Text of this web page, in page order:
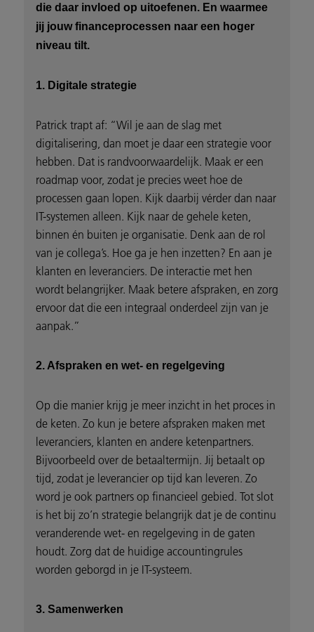
die daar invloed op uitoefenen. En waarmee
jij jouw financeprocessen naar een hoger
niveau tilt.
1. Digitale strategie
Patrick trapt af: “Wil je aan de slag met
digitalisering, dan moet je daar een strategie voor
hebben. Dat is randvoorwaardelijk. Maak er een
roadmap voor, zodat je precies weet hoe de
processen gaan lopen. Kijk daarbij vérder dan naar
IT-systemen alleen. Kijk naar de gehele keten,
binnen én buiten je organisatie. Denk aan de rol
van je collega’s. Hoe ga je hen inzetten? En aan je
klanten en leveranciers. De interactie met hen
wordt belangrijker. Maak betere afspraken, en zorg
ervoor dat die een integraal onderdeel zijn van je
aanpak.”
2. Afspraken en wet- en regelgeving
Op die manier krijg je meer inzicht in het proces in
de keten. Zo kun je betere afspraken maken met
leveranciers, klanten en andere ketenpartners.
Bijvoorbeeld over de betaaltermijn. Jij betaalt op
tijd, zodat je leverancier op tijd kan leveren. Zo
word je ook partners op financieel gebied. Tot slot
is het bij zo’n strategie belangrijk dat je de continu
veranderende wet- en regelgeving in de gaten
houdt. Zorg dat de huidige accountingrules
worden geborgd in je IT-systeem.
3. Samenwerken